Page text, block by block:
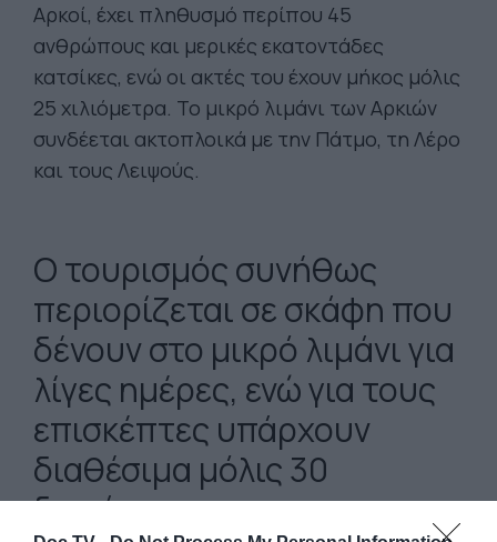
Αρκοί, έχει πληθυσμό περίπου 45
ανθρώπους και μερικές εκατοντάδες
κατσίκες, ενώ οι ακτές του έχουν μήκος μόλις
25 χιλιόμετρα. Το μικρό λιμάνι των Αρκιών
συνδέεται ακτοπλοικά με την Πάτμο, τη Λέρο
και τους Λειψούς.
Ο τουρισμός συνήθως
περιορίζεται σε σκάφη που
δένουν στο μικρό λιμάνι για
λίγες ημέρες, ενώ για τους
επισκέπτες υπάρχουν
διαθέσιμα μόλις 30
δωμάτια